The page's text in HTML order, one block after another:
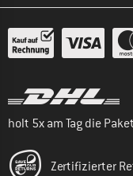
holt 5x am Tag die
Zertifizierter